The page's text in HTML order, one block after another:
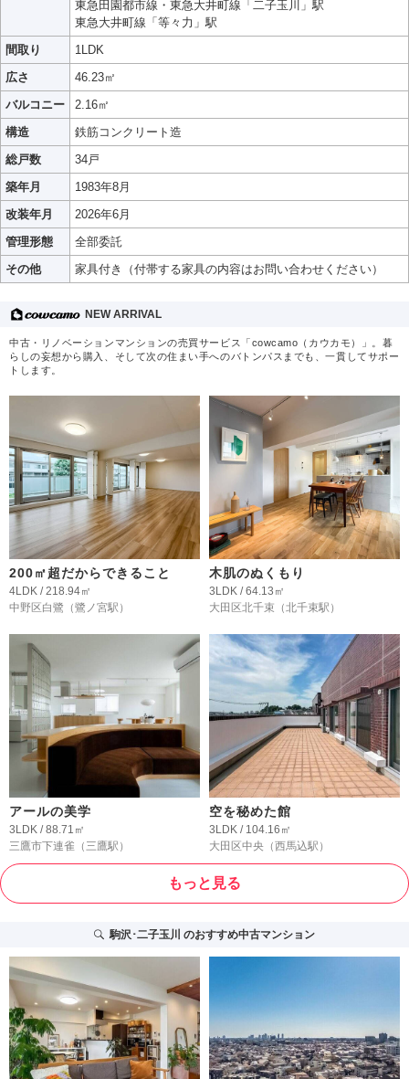
東急田園都市線・東急大井町線「二子玉川」駅
東急大井町線「等々力」駅
間取り
1LDK
広さ
46.23㎡
バルコニー
2.16㎡
構造
鉄筋コンクリート造
総戸数
34戸
築年月
1983年8月
改装年月
2026年6月
管理形態
全部委託
その他
家具付き（付帯する家具の内容はお問い合わせください）
NEW ARRIVAL
中古・リノベーションマンションの売買サービス「cowcamo（カウカモ）」。暮
らしの妄想から購入、そして次の住まい手へのバトンパスまでも、一貫してサポー
トします。
200㎡超だからできること
4LDK / 218.94㎡
中野区白鷺 （鷺ノ宮駅）
木肌のぬくもり
3LDK / 64.13㎡
大田区北千束 （北千束駅）
アールの美学
3LDK / 88.71㎡
三鷹市下連雀 （三鷹駅）
空を秘めた館
3LDK / 104.16㎡
大田区中央 （西馬込駅）
もっと見る
駒沢･二子玉川 のおすすめ中古マンション